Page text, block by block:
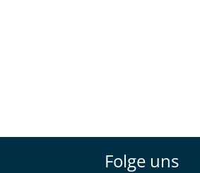
Folge uns